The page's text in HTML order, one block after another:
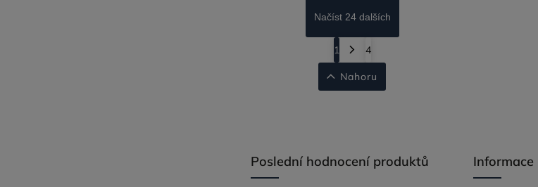
Načíst 24 dalších
1 4
Nahoru
Poslední hodnocení produktů Informace